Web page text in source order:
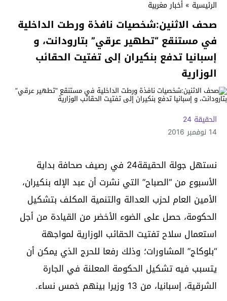
الرئيسية » أخبار مغربية
صحف الاثنين:شخصيات نافذة ورطت الداخلية
في مستنقع “تطهير عرقي” بتارودانت، و
إسبانيا تدفع بنكيران إلى تفتيت الحقائب
الوزارية
الحقيقة 24
14 نوفمبر 2016
نستهل جولة الحقيقة24 في رصيف صحافة بداية
الأسبوع من “الصباح” التي نشرت أن عبد الإله بنكيران،
الأمين العام لحزب العدالة والتنمية المكلف بتشكيل
الحكومة، حصل على الضوء الأخضر من القيادة من أجل
استعمال سلاح تفتيت الحقائب الوزارية لمواجهة
“بلوكاج” المشاورات؛ وذلك رفعا للحرج الذي يمكن أن
يتسبب فيه تشكيل الحكومة المعلنة في الجارة
الشرقية، إسبانيا، من 13 وزيرا بينهم خمس نساء.